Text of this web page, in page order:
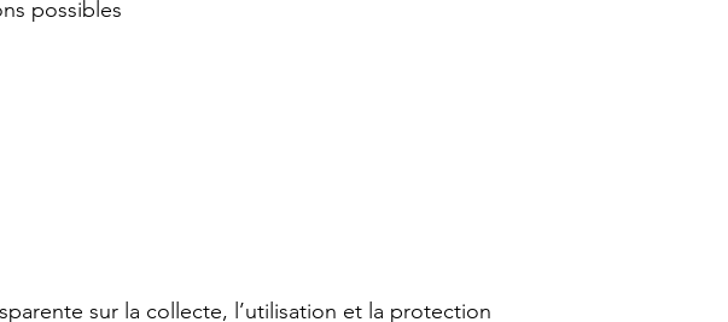
possibles
sur la collecte, l’utilisation et la protection